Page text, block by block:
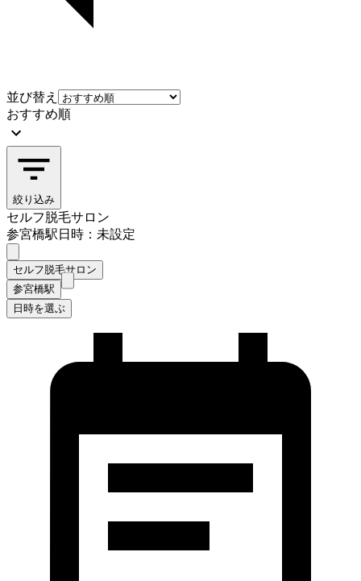
並び替え
おすすめ順
絞り込み
セルフ脱毛サロン
参宮橋駅日時：未設定
セルフ脱毛サロン
参宮橋駅
日時を選ぶ